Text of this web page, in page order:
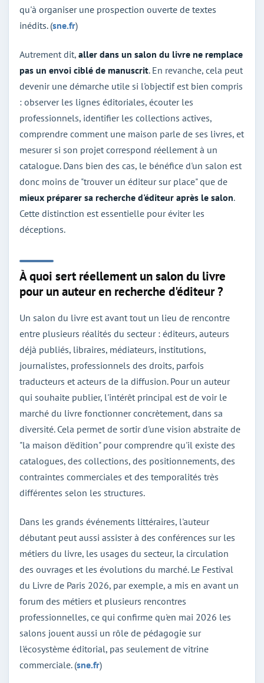
qu'à organiser une prospection ouverte de textes
inédits. (sne.fr)
Autrement dit, aller dans un salon du livre ne remplace
pas un envoi ciblé de manuscrit. En revanche, cela peut
devenir une démarche utile si l'objectif est bien compris
: observer les lignes éditoriales, écouter les
professionnels, identifier les collections actives,
comprendre comment une maison parle de ses livres, et
mesurer si son projet correspond réellement à un
catalogue. Dans bien des cas, le bénéfice d'un salon est
donc moins de "trouver un éditeur sur place" que de
mieux préparer sa recherche d'éditeur après le salon.
Cette distinction est essentielle pour éviter les
déceptions.
À quoi sert réellement un salon du livre
pour un auteur en recherche d'éditeur ?
Un salon du livre est avant tout un lieu de rencontre
entre plusieurs réalités du secteur : éditeurs, auteurs
déjà publiés, libraires, médiateurs, institutions,
journalistes, professionnels des droits, parfois
traducteurs et acteurs de la diffusion. Pour un auteur
qui souhaite publier, l'intérêt principal est de voir le
marché du livre fonctionner concrètement, dans sa
diversité. Cela permet de sortir d'une vision abstraite de
"la maison d'édition" pour comprendre qu'il existe des
catalogues, des collections, des positionnements, des
contraintes commerciales et des temporalités très
différentes selon les structures.
Dans les grands événements littéraires, l'auteur
débutant peut aussi assister à des conférences sur les
métiers du livre, les usages du secteur, la circulation
des ouvrages et les évolutions du marché. Le Festival
du Livre de Paris 2026, par exemple, a mis en avant un
forum des métiers et plusieurs rencontres
professionnelles, ce qui confirme qu'en mai 2026 les
salons jouent aussi un rôle de pédagogie sur
l'écosystème éditorial, pas seulement de vitrine
commerciale. (sne.fr)